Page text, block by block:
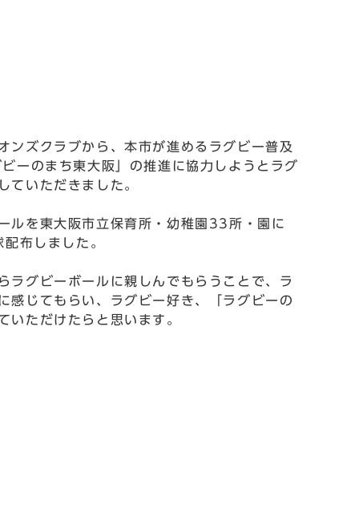
ズクラブから、本市が進めるラグビー普及
ーのまち東大阪」の推進に協力しようとラグ
ていただきました。
を東大阪市立保育所・幼稚園33所・園に
布しました。
グビーボールに親しんでもらうことで、ラ
感じてもらい、ラグビー好き、「ラグビーの
いただけたらと思います。